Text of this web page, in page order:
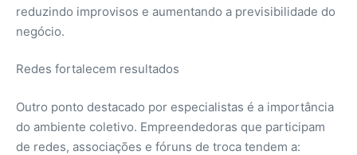
reduzindo improvisos e aumentando a previsibilidade do
negócio.
Redes fortalecem resultados
Outro ponto destacado por especialistas é a importância
do ambiente coletivo. Empreendedoras que participam
de redes, associações e fóruns de troca tendem a: